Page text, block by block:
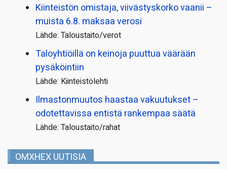
Kiinteistön omistaja, viivästyskorko vaanii –
muista 6.8. maksaa verosi
Lähde: Taloustaito/verot
Taloyhtiöillä on keinoja puuttua väärään
pysäköintiin
Lähde: Kiinteistölehti
Ilmastonmuutos haastaa vakuutukset –
odotettavissa entistä rankempaa säätä
Lähde: Taloustaito/rahat
OMXHEX UUTISIA